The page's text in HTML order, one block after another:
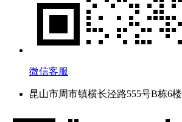
微信客服
昆山市周市镇横长泾路555号B栋6楼